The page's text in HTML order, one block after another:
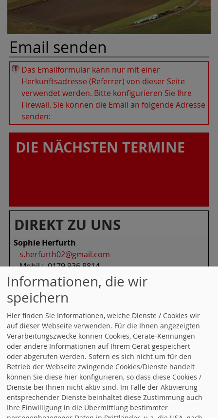
Email senden
Das Emailformular kann nur mit einer
Herkunftsadresse (Referrer) von dieser Seite
verwendet werden. Bitte konfigurieren Sie Ihre
Firewall. Sie können die Email an folgende Adresse
senden:
DIE NÄCHSTEN TERMINE
DIREKT ZU UNS
Sophie Herfurth
s.herfurth02@gmail.com
Mobil.: 0179 936 8814
Mark Gutwinski
mark.gutwinski@spd-winnenden.de
Mobil.: 0172 8804 129
Anette Blauhorn
anette-blauhorn@t-online.de
Mobil.: 0151 5201 7170
Andreas Herfurth
herfurth.winnenden@t-online.de
Mobil.: 0171 640 0854
DIE SPD IM NETZ
Informationen, die wir
speichern
Hier finden Sie Informationen, welche Dienste / Cookies wir
auf dieser Webseite verwenden. Für die Ihnen angezeigten
Verarbeitungszwecke können Cookies, Geräte-Kennungen
oder andere Informationen auf Ihrem Gerät gespeichert
oder abgerufen werden. Sofern es sich nicht um für den
Betrieb der Webseite zwingende Cookies/Dienste handelt
können Sie diese hier konfigurieren, so dass diese Cookies /
Dienste bei Ihnen nicht aktiv sind. Im Falle der Aktivierung
entsprechender Dienste beinhaltet diese Zustimmung auch
Ihre Einwilligung in die Übermittlung bestimmter